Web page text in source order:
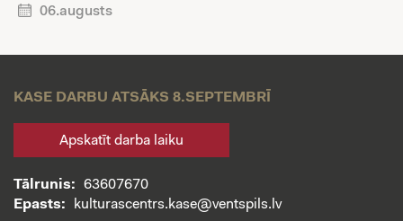
06.augusts
KASE DARBU ATSĀKS 8.SEPTEMBRĪ
Apskatīt darba laiku
Tālrunis:
63607670
Epasts:
kulturascentrs.kase@ventspils.lv